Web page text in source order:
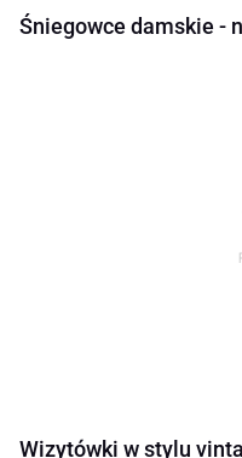
Śniegowce damskie -
Wizytówki w stylu